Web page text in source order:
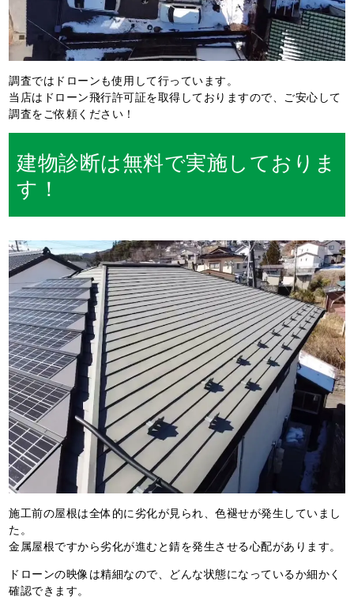
調査ではドローンも使用して行っています。
当店はドローン飛行許可証を取得しておりますので、ご安心して
調査をご依頼ください！
建物診断は無料で実施しておりま
す！
施工前の屋根は全体的に劣化が見られ、色褪せが発生していまし
た。
金属屋根ですから劣化が進むと錆を発生させる心配があります。
ドローンの映像は精細なので、どんな状態になっているか細かく
確認できます。